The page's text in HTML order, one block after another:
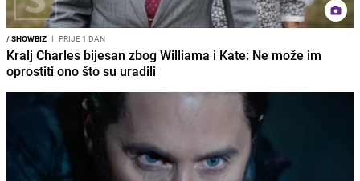
/SHOWBIZ I PRIJE 1 DAN
Kralj Charles bijesan zbog Williama i Kate: Ne može im
oprostiti ono što su uradili